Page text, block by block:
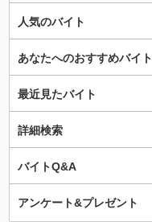
人気のバイト
あなたへのおすすめバイト
最近見たバイト
詳細検索
バイトQ&A
アンケート&プレゼント